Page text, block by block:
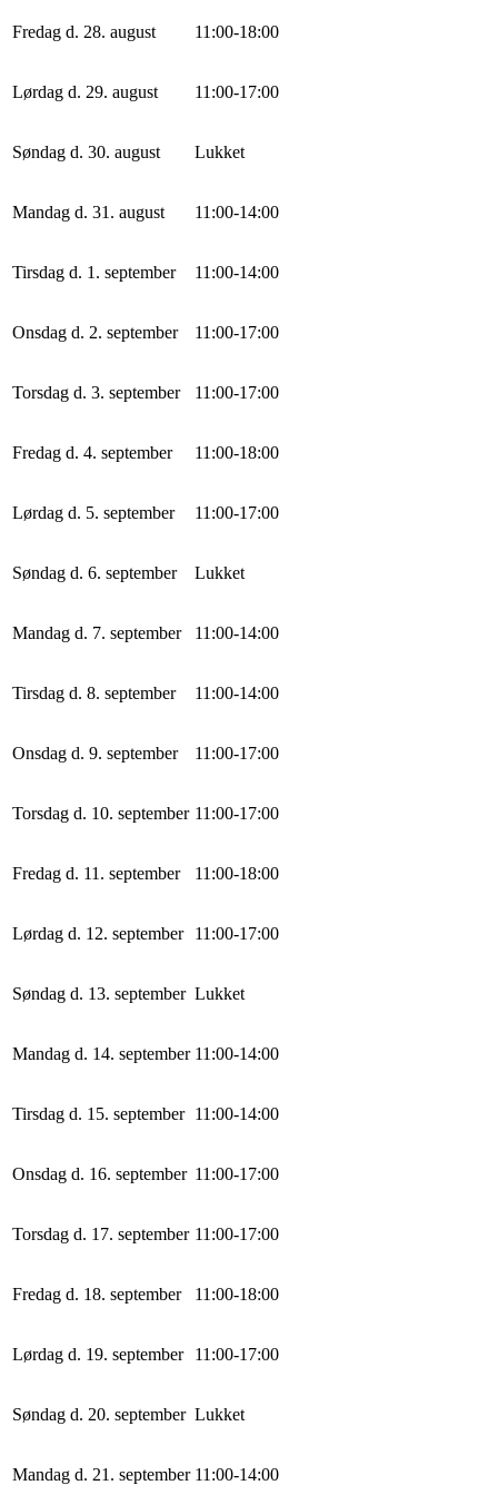
Fredag d. 28. august 11:00-18:00
Lørdag d. 29. august 11:00-17:00
Søndag d. 30. august Lukket
Mandag d. 31. august 11:00-14:00
Tirsdag d. 1. september 11:00-14:00
Onsdag d. 2. september 11:00-17:00
Torsdag d. 3. september 11:00-17:00
Fredag d. 4. september 11:00-18:00
Lørdag d. 5. september 11:00-17:00
Søndag d. 6. september Lukket
Mandag d. 7. september 11:00-14:00
Tirsdag d. 8. september 11:00-14:00
Onsdag d. 9. september 11:00-17:00
Torsdag d. 10. september 11:00-17:00
Fredag d. 11. september 11:00-18:00
Lørdag d. 12. september 11:00-17:00
Søndag d. 13. september Lukket
Mandag d. 14. september 11:00-14:00
Tirsdag d. 15. september 11:00-14:00
Onsdag d. 16. september 11:00-17:00
Torsdag d. 17. september 11:00-17:00
Fredag d. 18. september 11:00-18:00
Lørdag d. 19. september 11:00-17:00
Søndag d. 20. september Lukket
Mandag d. 21. september 11:00-14:00